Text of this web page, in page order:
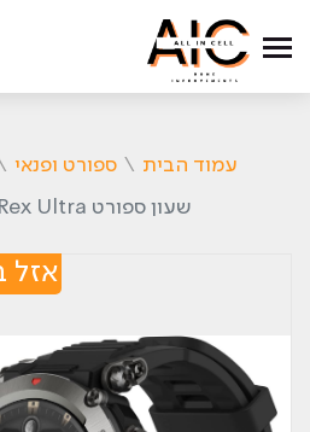
עמוד הבית \ ספורט ופנאי
שעון ספורט Amazfit T-Rex Ultra
אזל